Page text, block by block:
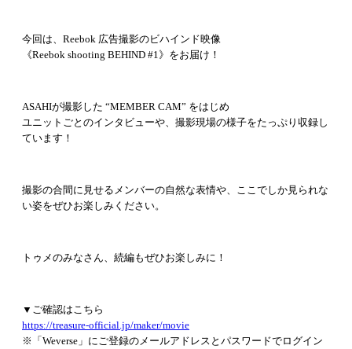
今回は、Reebok 広告撮影のビハインド映像
《Reebok shooting BEHIND #1》をお届け！
ASAHIが撮影した “MEMBER CAM” をはじめ
ユニットごとのインタビューや、撮影現場の様子をたっぷり収録し
ています！
撮影の合間に見せるメンバーの自然な表情や、ここでしか見られな
い姿をぜひお楽しみください。
トゥメのみなさん、続編もぜひお楽しみに！
▼ご確認はこちら
https://treasure-official.jp/maker/movie
※「Weverse」にご登録のメールアドレスとパスワードでログイン